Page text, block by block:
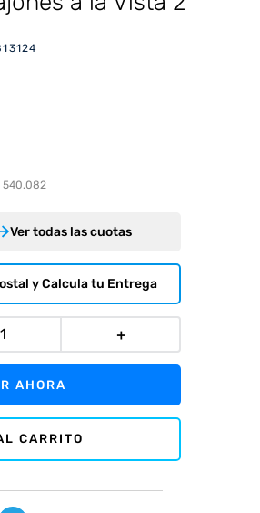
540.082
Ver todas las cuotas
y Calcula tu Entrega
＋
AHORA
CARRITO